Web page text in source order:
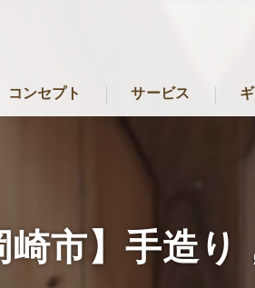
コンセプト
岡崎市のリフォーム･犬塚建築の口コミ情報
岡崎市のリフォーム･犬塚建築のお客様の声
サービス
崎市】手造